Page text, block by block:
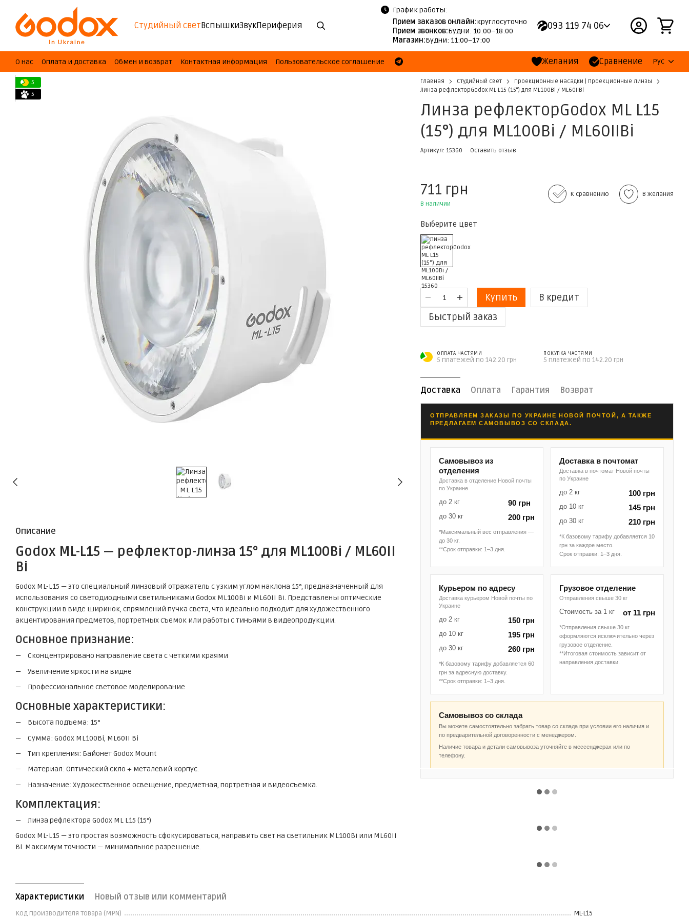
Перейти к основному контенту
Студийный светВспышкиЗвукПериферия
График работы:
Прием заказов онлайн:круглосуточно
Прием звонков:Будни: 10:00–18:00
Магазин:Будни: 11:00–17:00
093 119 74 06
О нас Оплата и доставка Обмен и возврат Контактная информация Пользовательское соглашение Желания Сравнение Рус
5
5
Описание
Godox ML-L15 — рефлектор-линза 15° для ML100Bi / ML60II
Bi
Godox ML-L15 — это специальный линзовый отражатель с узким углом наклона 15°, предназначенный для
использования со светодиодными светильниками Godox ML100Bi и ML60II Bi. Представлены оптические
конструкции в виде ширинок, спрямлений пучка света, что идеально подходит для художественного
акцентирования предметов, портретных съемок или работы с тиньями в видеопродукции.
Основное признание:
Сконцентрировано направление света с четкими краями
Увеличение яркости на видне
Профессиональное световое моделирование
Основные характеристики:
Высота подъема: 15°
Сумма: Godox ML100Bi, ML60II Bi
Тип крепления: Байонет Godox Mount
Материал: Оптический скло + металевий корпус.
Назначение: Художественное освещение, предметная, портретная и видеосъемка.
Комплектация:
Линза рефлектора Godox ML L15 (15°)
Godox ML-L15 — это простая возможность сфокусироваться, направить свет на светильник ML100Bi или ML60II
Bi. Максимум точности — минимальное разрешение.
Главная Студийный свет
Проекционные насадки | Проекционные линзы
Линза рефлекторGodox ML L15 (15°) для ML100Bi / ML60IIBi
Линза рефлекторGodox ML L15
(15°) для ML100Bi / ML60IIBi
Артикул: 15360 Оставить отзыв
711 грн
В наличии
К сравнению В желания
Выберите цвет
Купить
В кредит
Быстрый заказ
ОПЛАТА ЧАСТЯМИ
5 платежей по 142.20 грн
ПОКУПКА ЧАСТЯМИ
5 платежей по 142.20 грн
Доставка Оплата Гарантия Возврат
ОТПРАВЛЯЕМ ЗАКАЗЫ ПО УКРАИНЕ НОВОЙ ПОЧТОЙ, А ТАКЖЕ
ПРЕДЛАГАЕМ САМОВЫВОЗ СО СКЛАДА.
Самовывоз из
отделения
Доставка в отделение Новой почты
по Украине
до 2 кг 90 грн
до 30 кг 200 грн
*Максимальный вес отправления —
до 30 кг.
**Срок отправки: 1–3 дня.
Доставка в почтомат
Доставка в почтомат Новой почты
по Украине
до 2 кг 100 грн
до 10 кг 145 грн
до 30 кг 210 грн
*К базовому тарифу добавляется 10
грн за каждое место.
Срок отправки: 1–3 дня.
Курьером по адресу
Доставка курьером Новой почты по
Украине
до 2 кг 150 грн
до 10 кг 195 грн
до 30 кг 260 грн
*К базовому тарифу добавляется 60
грн за адресную доставку.
**Срок отправки: 1–3 дня.
Грузовое отделение
Отправления свыше 30 кг
Стоимость за 1 кг от 11 грн
*Отправления свыше 30 кг
оформляются исключительно через
грузовое отделение.
**Итоговая стоимость зависит от
направления доставки.
Самовывоз со склада
Вы можете самостоятельно забрать товар со склада при условии его наличия и
по предварительной договоренности с менеджером.
Наличие товара и детали самовывоза уточняйте в мессенджерах или по
телефону.
Характеристики Новый отзыв или комментарий
Код производителя товара (MPN) ML-L15